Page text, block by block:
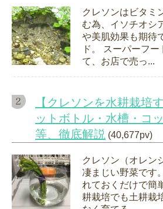
クレソンはビタミ
む為、イソチオシ
や美肌効果も期待
ド。 スーパーフ
て、お店で売っ...
【クレソンを水耕栽培
ットボトル・水槽・コ
等、徹底解説 (40,677pv)
クレソン（オレン
凄まじい野菜です
れておくだけで簡
耕栽培でも土耕栽